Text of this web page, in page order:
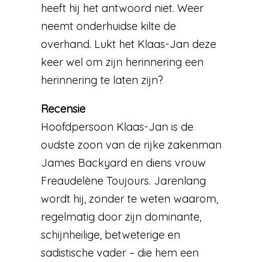
heeft hij het antwoord niet. Weer
neemt onderhuidse kilte de
overhand. Lukt het Klaas-Jan deze
keer wel om zijn herinnering een
herinnering te laten zijn?
Recensie
Hoofdpersoon Klaas-Jan is de
oudste zoon van de rijke zakenman
James Backyard en diens vrouw
Freaudelène Toujours. Jarenlang
wordt hij, zonder te weten waarom,
regelmatig door zijn dominante,
schijnheilige, betweterige en
sadistische vader – die hem een